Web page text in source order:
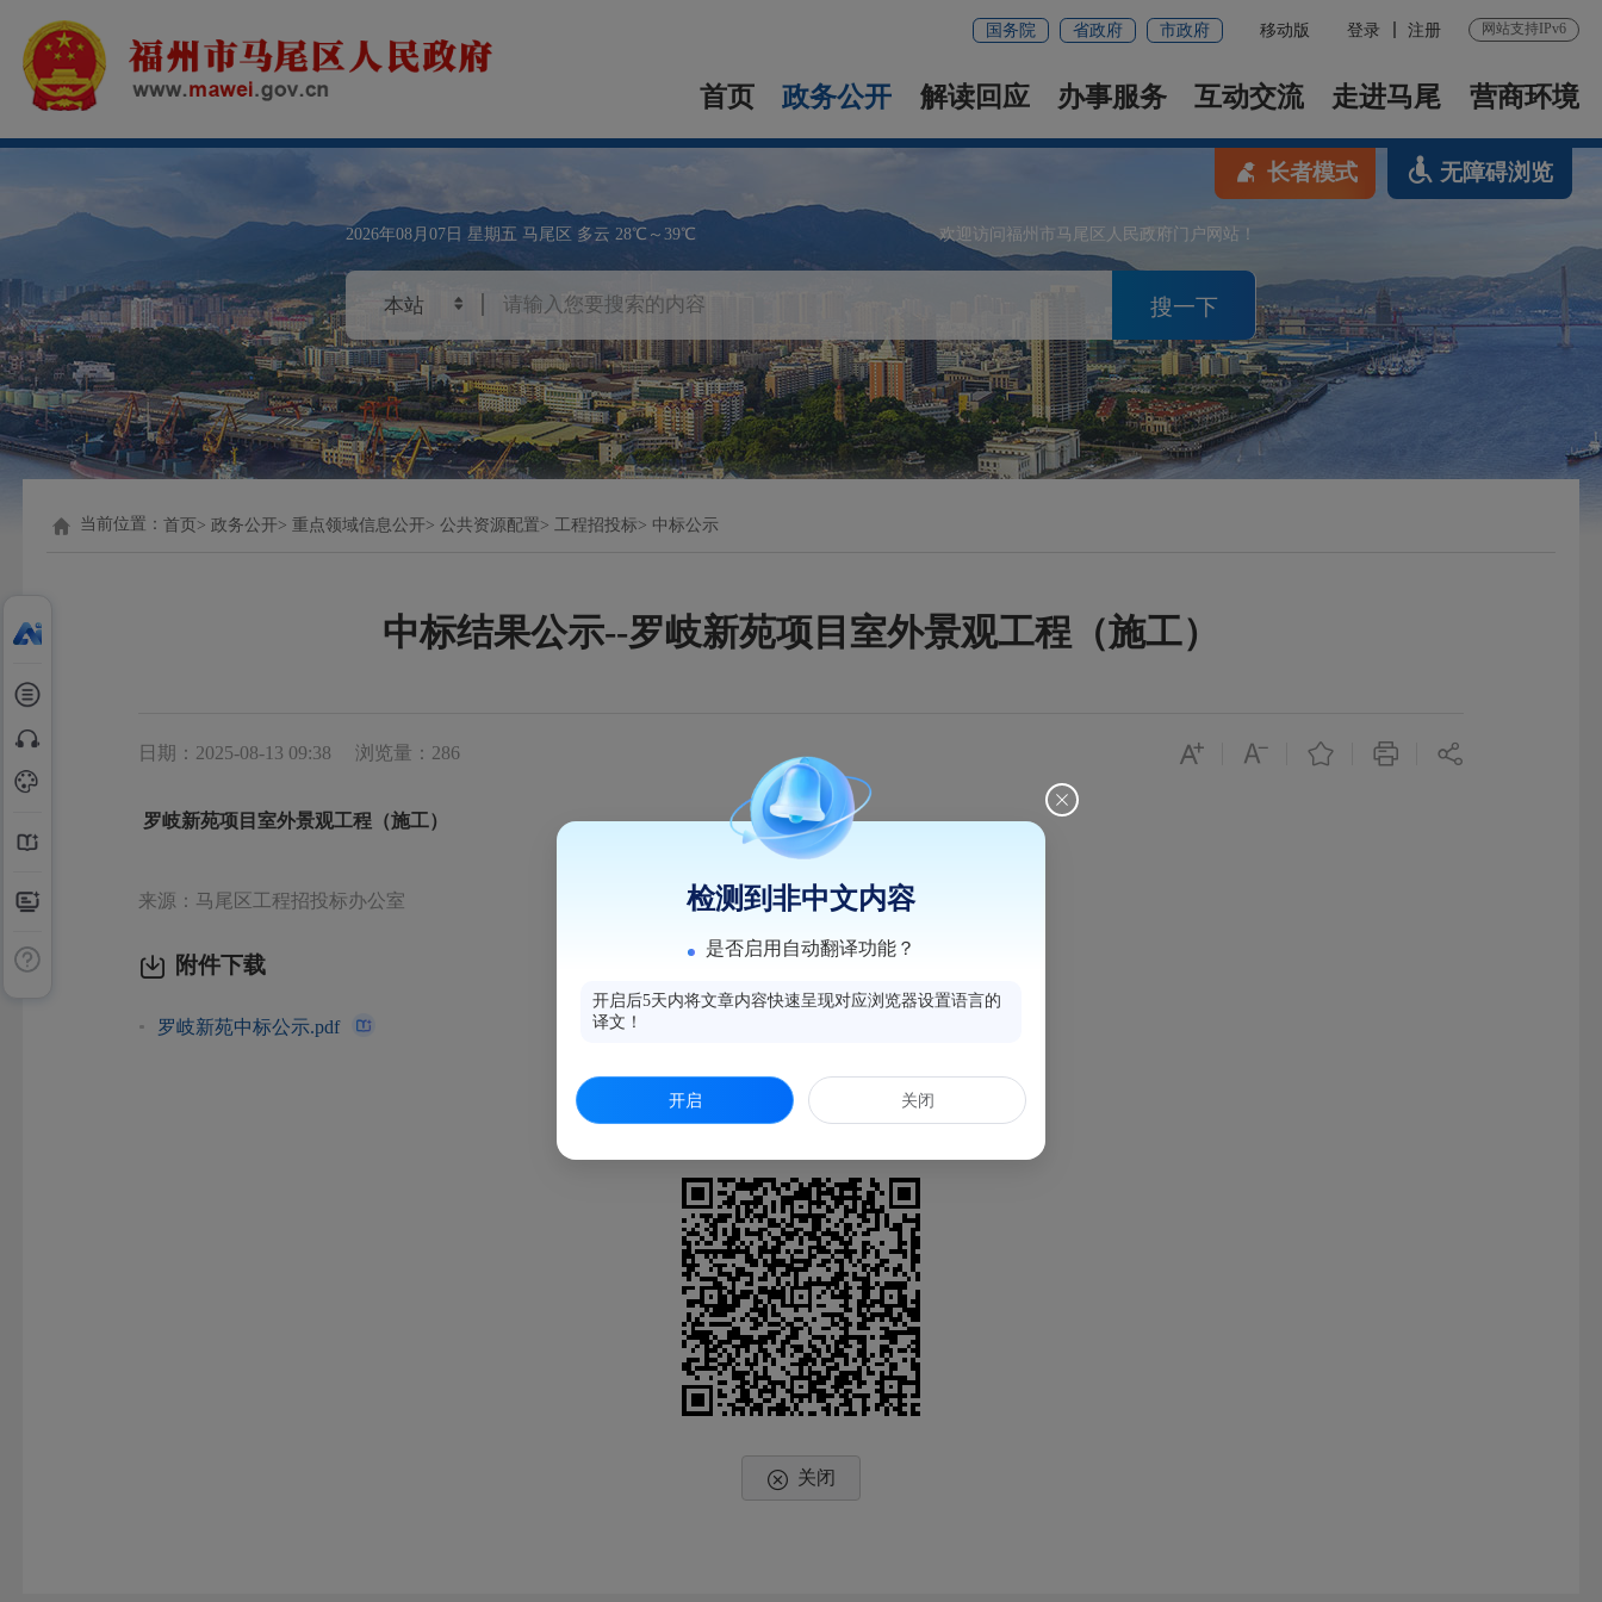
国务院 省政府 市政府 移动版 登录 注册 网站支持IPv6
首页 政务公开 解读回应 办事服务 互动交流 走进马尾 营商环境
2026年08月07日 星期五 马尾区 多云 28℃～39℃ 欢迎访问福州市马尾区人民政府门户网站！
搜一下
长者模式 无障碍浏览
当前位置：首页 政务公开 重点领域信息公开 公共资源配置 工程招投标 中标公示
中标结果公示--罗岐新苑项目室外景观工程（施工）
日期：2025-08-13 09:38 浏览量：286
罗岐新苑项目室外景观工程（施工）
来源：马尾区工程招投标办公室
附件下载
罗岐新苑中标公示.pdf
关闭
检测到非中文内容
是否启用自动翻译功能？
开启后5天内将文章内容快速呈现对应浏览器设置语言的
译文！
开启 关闭